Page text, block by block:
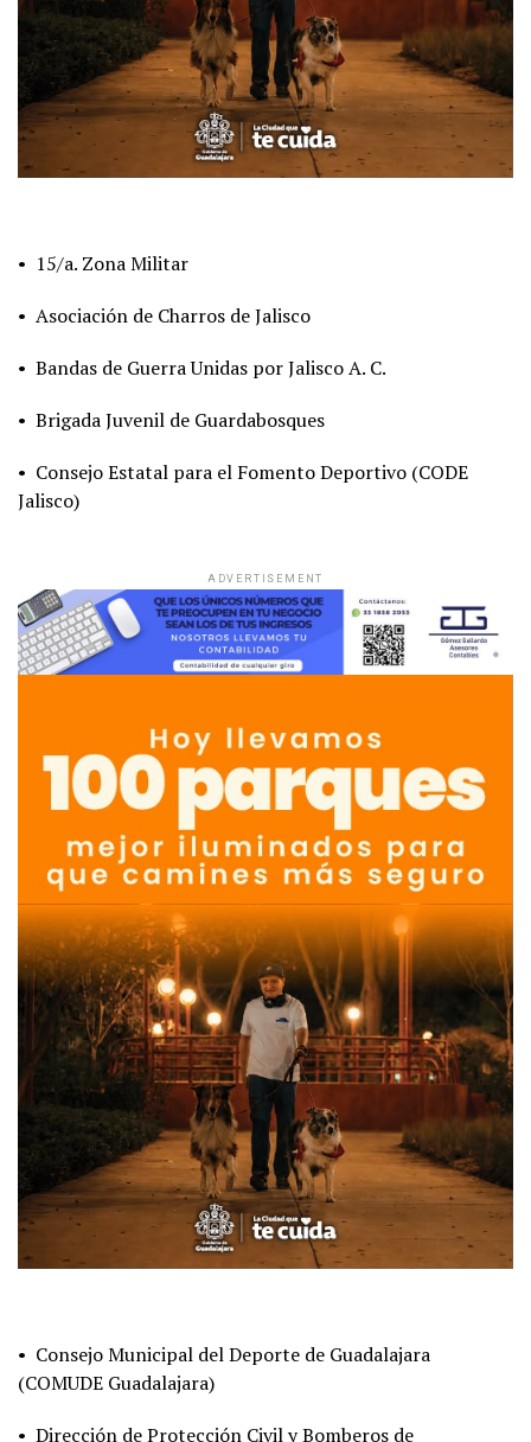
• 15/a. Zona Militar
• Asociación de Charros de Jalisco
• Bandas de Guerra Unidas por Jalisco A. C.
• Brigada Juvenil de Guardabosques
• Consejo Estatal para el Fomento Deportivo (CODE
Jalisco)
ADVERTISEMENT
• Consejo Municipal del Deporte de Guadalajara
(COMUDE Guadalajara)
• Dirección de Protección Civil y Bomberos de